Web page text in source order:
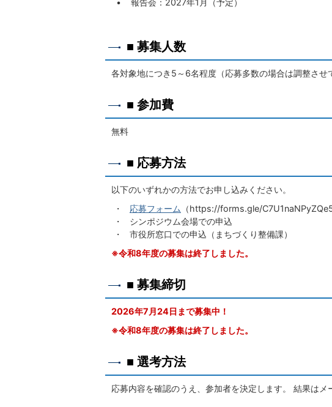
• 報告会：2027年1月（予定）
■ 募集人数
各対象地につき5～6名程度（応募多数の場合は調整させ
■ 参加費
無料
■ 応募方法
以下のいずれかの方法でお申し込みください。
・ 応募フォーム
（https://forms.gle/
・ シンポジウム会場での申込
・ 市役所窓口での申込（まちづくり整備課）
※令和8年度の募集は終了しました。
■ 募集締切
2026年7月24日まで募集中！
※令和8年度の募集は終了しました。
■ 選考方法
応募内容を確認のうえ、参加者を決定します。 結果はメ